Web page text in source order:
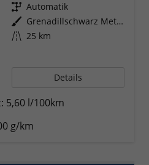
Getriebe Automatik
Außenfarbe
Grenadillschwarz Metallic
Kilometerstand 25 km
Details
5,60 l/100km
g/km